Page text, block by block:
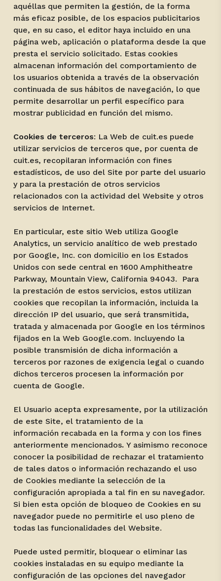
aquéllas que permiten la gestión, de la forma
más eficaz posible, de los espacios publicitarios
que, en su caso, el editor haya incluido en una
página web, aplicación o plataforma desde la que
presta el servicio solicitado. Estas cookies
almacenan información del comportamiento de
los usuarios obtenida a través de la observación
continuada de sus hábitos de navegación, lo que
permite desarrollar un perfil específico para
mostrar publicidad en función del mismo.
Cookies de terceros: La Web de cuit.es puede
utilizar servicios de terceros que, por cuenta de
cuit.es, recopilaran información con fines
estadísticos, de uso del Site por parte del usuario
y para la prestación de otros servicios
relacionados con la actividad del Website y otros
servicios de Internet.
En particular, este sitio Web utiliza Google
Analytics, un servicio analítico de web prestado
por Google, Inc. con domicilio en los Estados
Unidos con sede central en 1600 Amphitheatre
Parkway, Mountain View, California 94043. Para
la prestación de estos servicios, estos utilizan
cookies que recopilan la información, incluida la
dirección IP del usuario, que será transmitida,
tratada y almacenada por Google en los términos
fijados en la Web Google.com. Incluyendo la
posible transmisión de dicha información a
terceros por razones de exigencia legal o cuando
dichos terceros procesen la información por
cuenta de Google.
El Usuario acepta expresamente, por la utilización
de este Site, el tratamiento de la
información recabada en la forma y con los fines
anteriormente mencionados.Y asimismo reconoce
conocer la posibilidad de rechazar el tratamiento
de tales datos o información rechazando el uso
de Cookies mediante la selección de la
configuración apropiada a tal fin en su navegador.
Si bien esta opción de bloqueo de Cookies en su
navegador puede no permitirle el uso pleno de
todas las funcionalidades del Website.
Puede usted permitir, bloquear o eliminar las
cookies instaladas en su equipo mediante la
configuración de las opciones del navegador